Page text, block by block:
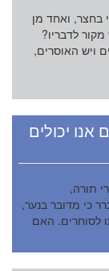
בחצר, ואחד מן
לדבריו?
ויש האוסרים,
יכולים
תורה,
כי מדובר בנער,
לסוחרים. האם